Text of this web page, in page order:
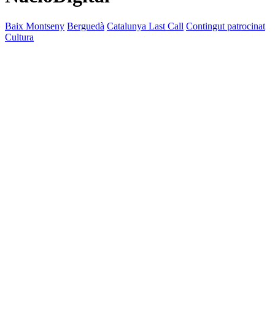
Baix Montseny Berguedà Catalunya Last Call Contingut patrocinat
Cultura